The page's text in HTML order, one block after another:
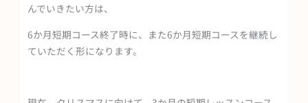
んでいきたい方は、
6か月短期コース終了時に、また6か月短期コースを継続し
ていただく形になります。